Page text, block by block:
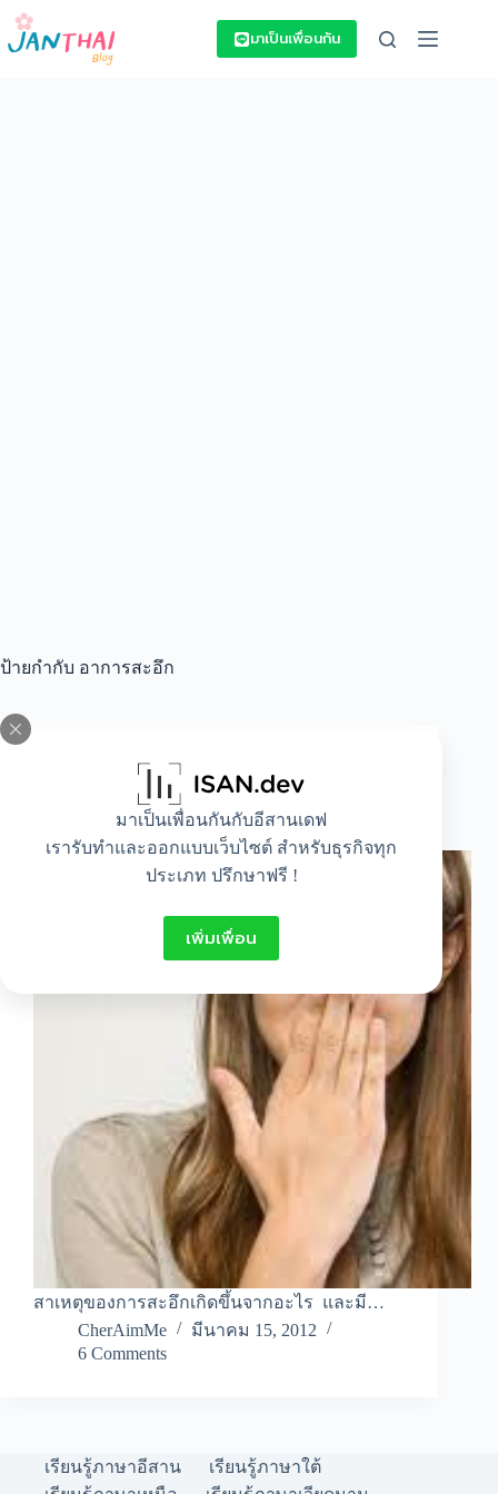
Skip
content
มาเป็นเพื่อนกันกับอีสานเดฟ
เรารับทำและออกแบบเว็บไซต์ สำหรับธุรกิจทุก
ประเภท ปรึกษาฟรี !
เพิ่มเพื่อน
มาเป็นเพื่อนกัน
ป้ายกำกับ อาการสะอึก
Healthy
ทำไมถึง”สะอึก”
สาเหตุของการสะอึกเกิดขึ้นจากอะไร และมี…
CherAimMe
มีนาคม 15, 2012
6 Comments
เรียนรู้ภาษาอีสาน
เรียนรู้ภาษาใต้